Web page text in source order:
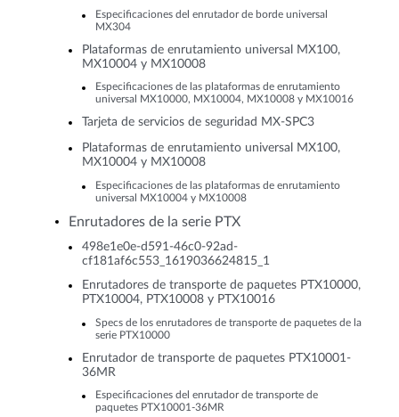
Especificaciones del enrutador de borde universal
MX304
Plataformas de enrutamiento universal MX100,
MX10004 y MX10008
Especificaciones de las plataformas de enrutamiento
universal MX10000, MX10004, MX10008 y MX10016
Tarjeta de servicios de seguridad MX-SPC3
Plataformas de enrutamiento universal MX100,
MX10004 y MX10008
Especificaciones de las plataformas de enrutamiento
universal MX10004 y MX10008
Enrutadores de la serie PTX
498e1e0e-d591-46c0-92ad-
cf181af6c553_1619036624815_1
Enrutadores de transporte de paquetes PTX10000,
PTX10004, PTX10008 y PTX10016
Specs de los enrutadores de transporte de paquetes de la
serie PTX10000
Enrutador de transporte de paquetes PTX10001-
36MR
Especificaciones del enrutador de transporte de
paquetes PTX10001-36MR